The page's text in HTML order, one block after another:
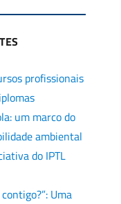
profissionais
um marco do
ambiental
do IPTL
Uma